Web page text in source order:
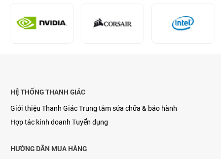
HỆ THỐNG THANH GIÁC
Giới thiệu Thanh GiácTrung tâm sửa chữa & bảo hành
Hợp tác kinh doanh Tuyển dụng
HƯỚNG DẪN MUA HÀNG